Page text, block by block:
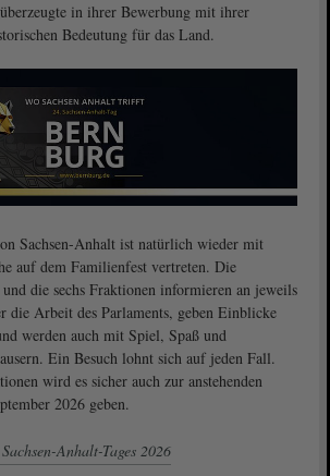
in ihrer Bewerbung mit ihrer
Bedeutung für das Land.
Sachsen-Anhalt ist natürlich wieder mit
auf dem Familienfest vertreten. Die
die sechs Fraktionen informieren an jeweils
die Arbeit des Parlaments, geben Einblicke
werden auch mit Spiel, Spaß und
Ein Besuch lohnt sich auf jeden Fall.
wird es sicher auch zur anstehenden
2026 geben.
Anhalt-Tages 2026